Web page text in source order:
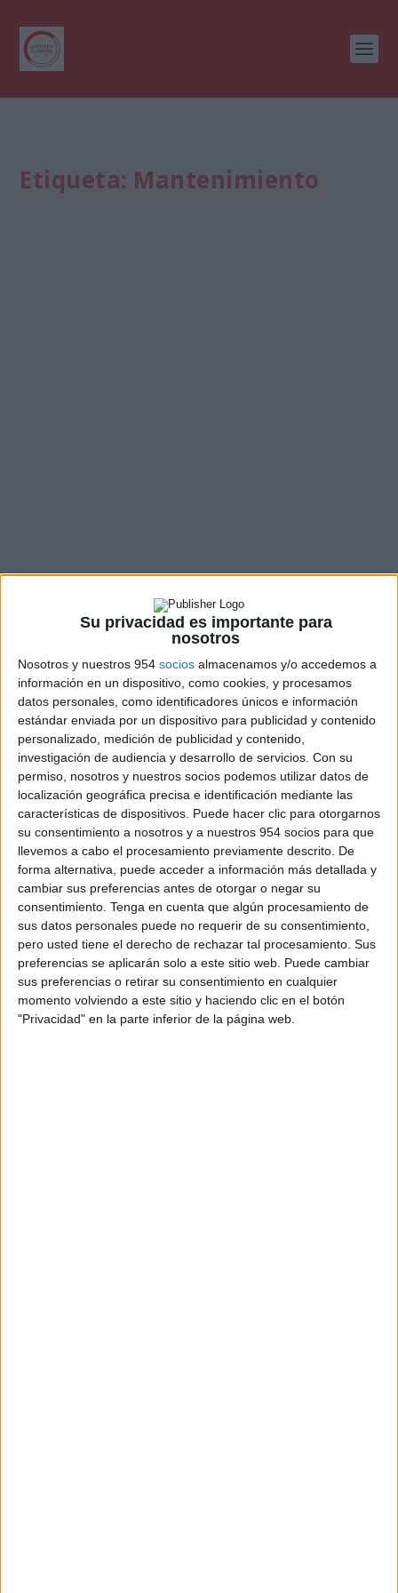
Su privacidad es importante para
nosotros
Nosotros y nuestros 954 socios almacenamos y/o accedemos a
información en un dispositivo, como cookies, y procesamos
datos personales, como identificadores únicos e información
estándar enviada por un dispositivo para publicidad y contenido
personalizado, medición de publicidad y contenido,
investigación de audiencia y desarrollo de servicios. Con su
permiso, nosotros y nuestros socios podemos utilizar datos de
localización geográfica precisa e identificación mediante las
características de dispositivos. Puede hacer clic para otorgarnos
su consentimiento a nosotros y a nuestros 954 socios para que
llevemos a cabo el procesamiento previamente descrito. De
forma alternativa, puede acceder a información más detallada y
cambiar sus preferencias antes de otorgar o negar su
consentimiento. Tenga en cuenta que algún procesamiento de
sus datos personales puede no requerir de su consentimiento,
pero usted tiene el derecho de rechazar tal procesamiento. Sus
preferencias se aplicarán solo a este sitio web. Puede cambiar
sus preferencias o retirar su consentimiento en cualquier
momento volviendo a este sitio y haciendo clic en el botón
"Privacidad" en la parte inferior de la página web.
Etiqueta: Mantenimiento
LEER MÁS
Consejos para poner la moto a punto
después del confinamiento
Consejos de Mantenimiento
Después de siete semanas de confinamiento parece
que los motoristas comenzamos a ver la luz al...
LEER MÁS